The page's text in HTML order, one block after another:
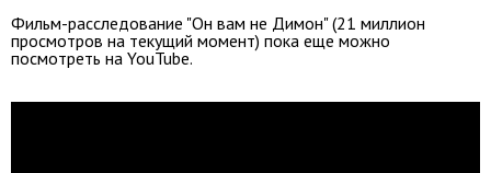
Фильм-расследование "Он вам не Димон" (21 миллион
просмотров на текущий момент) пока еще можно
посмотреть на YouTube.